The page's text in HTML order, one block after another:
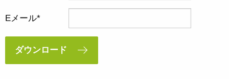
Eメール
ダウンロード